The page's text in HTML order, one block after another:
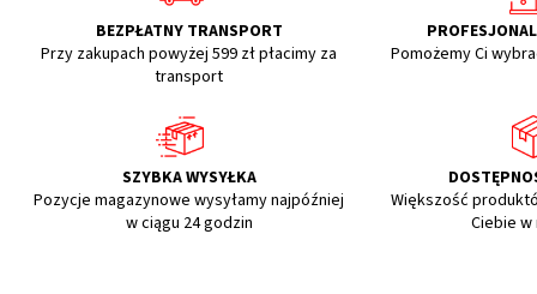
BEZPŁATNY TRANSPORT
Przy zakupach powyżej 599 zł płacimy za
transport
Pomożemy Ci
SZYBKA WYSYŁKA
Pozycje magazynowe wysyłamy najpóźniej
w ciągu 24 godzin
Większość
Ciebie